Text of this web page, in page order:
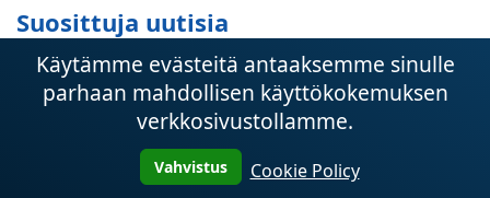
Suosittuja uutisia
Soita pokerissa: Lopullinen opas
Käytämme evästeitä antaaksemme sinulle
parhaan mahdollisen käyttökokemuksen
verkkosivustollamme.
Vahvistus Cookie Policy